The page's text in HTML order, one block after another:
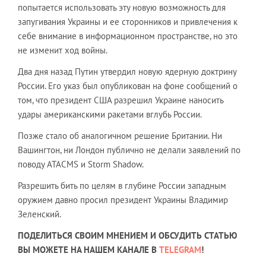
попытается использовать эту новую возможность для
запугивания Украины и ее сторонников и привлечения к
себе внимание в информационном пространстве, но это
не изменит ход войны.
Два дня назад Путин утвердил новую ядерную доктрину
России. Его указ был опубликован на фоне сообщений о
том, что президент США разрешил Украине наносить
удары американскими ракетами вглубь России.
Позже стало об аналогичном решение Британии. Ни
Вашингтон, ни Лондон публично не делали заявлений по
поводу ATACMS и Storm Shadow.
Разрешить бить по целям в глубине России западным
оружием давно просил президент Украины Владимир
Зеленский.
ПОДЕЛИТЬСЯ СВОИМ МНЕНИЕМ И ОБСУДИТЬ СТАТЬЮ
ВЫ МОЖЕТЕ НА НАШЕМ КАНАЛЕ В TELEGRAM!